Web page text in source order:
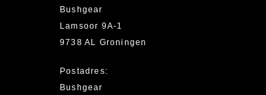
Bushgear
Lamsoor 9A-1
9738 AL Groningen
Postadres:
Bushgear